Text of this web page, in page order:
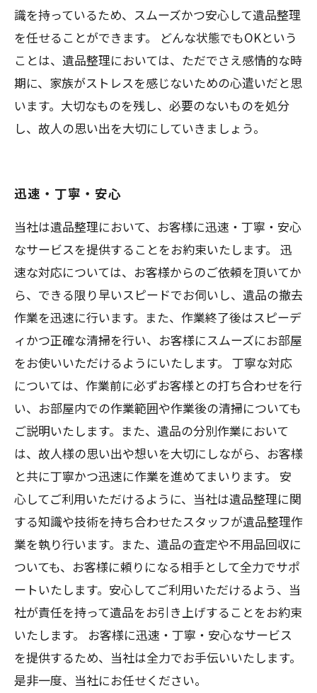
識を持っているため、スムーズかつ安心して遺品整理
を任せることができます。 どんな状態でもOKという
ことは、遺品整理においては、ただでさえ感情的な時
期に、家族がストレスを感じないための心遣いだと思
います。大切なものを残し、必要のないものを処分
し、故人の思い出を大切にしていきましょう。
迅速・丁寧・安心
当社は遺品整理において、お客様に迅速・丁寧・安心
なサービスを提供することをお約束いたします。 迅
速な対応については、お客様からのご依頼を頂いてか
ら、できる限り早いスピードでお伺いし、遺品の撤去
作業を迅速に行います。また、作業終了後はスピーデ
ィかつ正確な清掃を行い、お客様にスムーズにお部屋
をお使いいただけるようにいたします。 丁寧な対応
については、作業前に必ずお客様との打ち合わせを行
い、お部屋内での作業範囲や作業後の清掃についても
ご説明いたします。また、遺品の分別作業において
は、故人様の思い出や想いを大切にしながら、お客様
と共に丁寧かつ迅速に作業を進めてまいります。 安
心してご利用いただけるように、当社は遺品整理に関
する知識や技術を持ち合わせたスタッフが遺品整理作
業を執り行います。また、遺品の査定や不用品回収に
ついても、お客様に頼りになる相手として全力でサポ
ートいたします。安心してご利用いただけるよう、当
社が責任を持って遺品をお引き上げすることをお約束
いたします。 お客様に迅速・丁寧・安心なサービス
を提供するため、当社は全力でお手伝いいたします。
是非一度、当社にお任せください。